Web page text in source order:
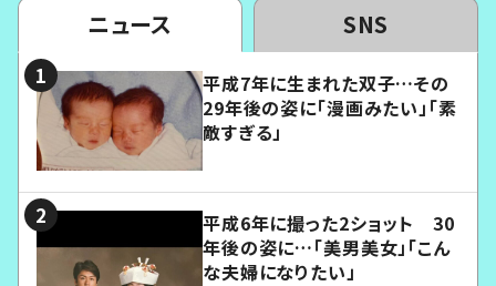
ニュース SNS
平成7年に生まれた双子…その
29年後の姿に「漫画みたい」「素
敵すぎる」
平成6年に撮った2ショット 30
年後の姿に…「美男美女」「こん
な夫婦になりたい」